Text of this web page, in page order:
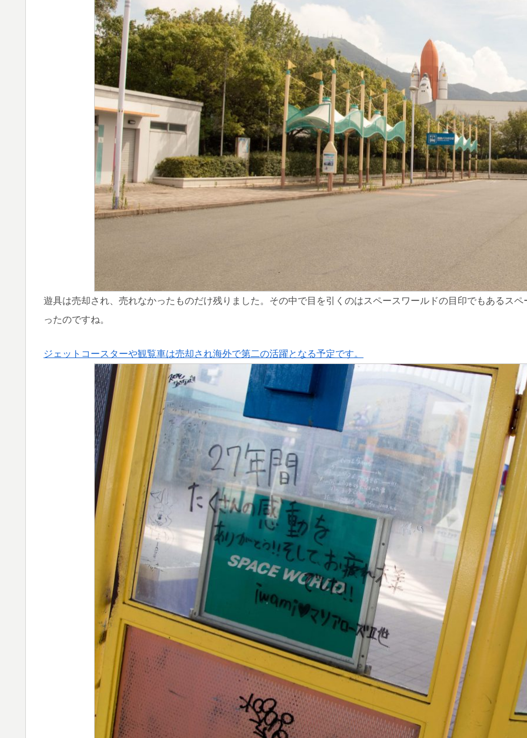
遊具は売却され、売れなかったものだけ残りました。その中で目を引くのはスペースワールドの目印でもあるス
ったのですね。
ジェットコースターや観覧車は売却され海外で第二の活躍となる予定です。